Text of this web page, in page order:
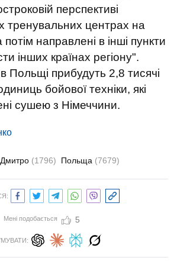
перспективі
тренувальних центрах на
направлені в інші пункти
інших країнах регіону".
Польщі прибудуть 2,8 тисячі
бойової техніки, які
сушею з Німеччини.
(1796) Польща (7679)
Мені подобається 5